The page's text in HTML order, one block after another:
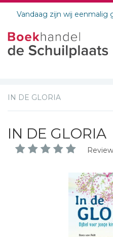
Vandaag zijn wij eenmalig
IN DE GLORIA
IN DE GLORIA